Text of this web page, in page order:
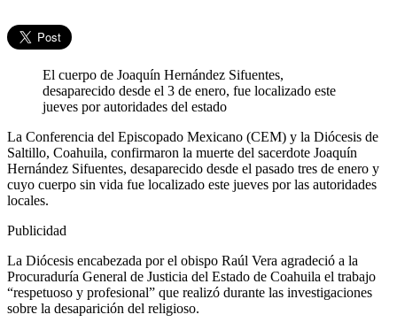
El cuerpo de Joaquín Hernández Sifuentes,
desaparecido desde el 3 de enero, fue localizado este
jueves por autoridades del estado
La Conferencia del Episcopado Mexicano (CEM) y la Diócesis de
Saltillo, Coahuila, confirmaron la muerte del sacerdote Joaquín
Hernández Sifuentes, desaparecido desde el pasado tres de enero y
cuyo cuerpo sin vida fue localizado este jueves por las autoridades
locales.
Publicidad
La Diócesis encabezada por el obispo Raúl Vera agradeció a la
Procuraduría General de Justicia del Estado de Coahuila el trabajo
“respetuoso y profesional” que realizó durante las investigaciones
sobre la desaparición del religioso.